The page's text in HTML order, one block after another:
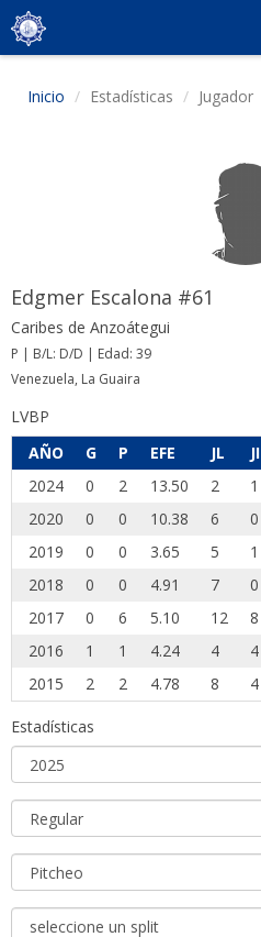
Inicio Estadísticas Jugador
Edgmer Escalona #61
Caribes de Anzoátegui
P | B/L: D/D | Edad: 39
Venezuela, La Guaira
LVBP
AÑO
G P EFE JL JI
2024
0 2 13.50 2 1
2020
0 0 10.38 6 0
2019
0 0 3.65 5 1
2018
0 0 4.91 7 0
2017
0 6 5.10 12 8
2016
1 1 4.24 4 4
2015
2 2 4.78 8 4
Estadísticas